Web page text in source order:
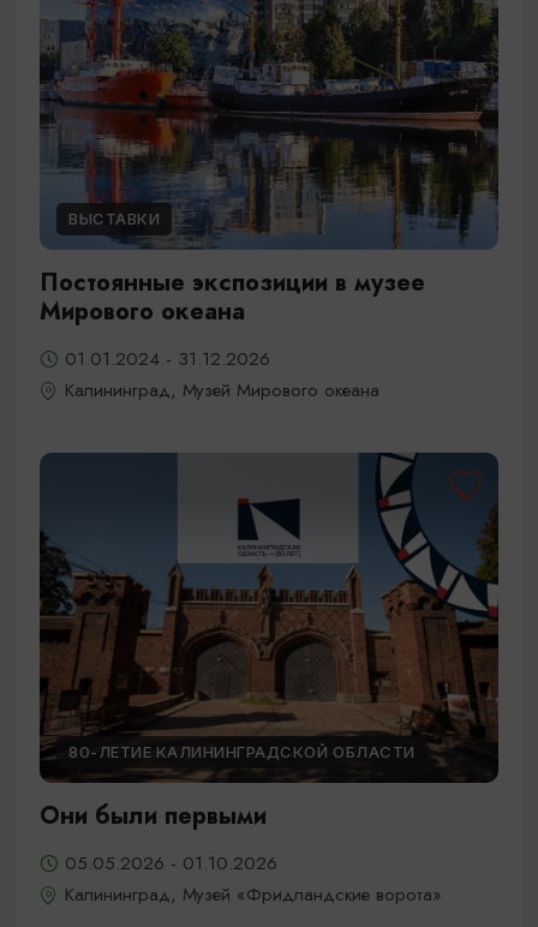
ВЫСТАВКИ
Постоянные экспозиции в музее
Мирового океана
01.01.2024 - 31.12.2026
Калининград, Музей Мирового океана
80-ЛЕТИЕ КАЛИНИНГРАДСКОЙ ОБЛАСТИ
Они были первыми
05.05.2026 - 01.10.2026
Калининград, Музей «Фридландские ворота»